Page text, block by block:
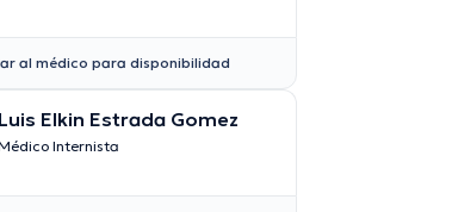
al médico para disponibilidad
Luis Elkin Estrada Gomez
Internista